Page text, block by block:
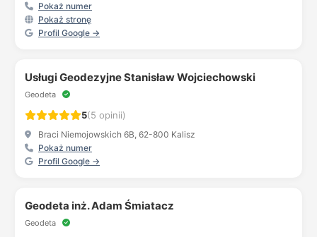
Pokaż numer
Pokaż stronę
Profil Google →
Usługi Geodezyjne Stanisław Wojciechowski
Geodeta
5(5 opinii)
Braci Niemojowskich 6B, 62-800 Kalisz
Pokaż numer
Profil Google →
Geodeta inż. Adam Śmiatacz
Geodeta